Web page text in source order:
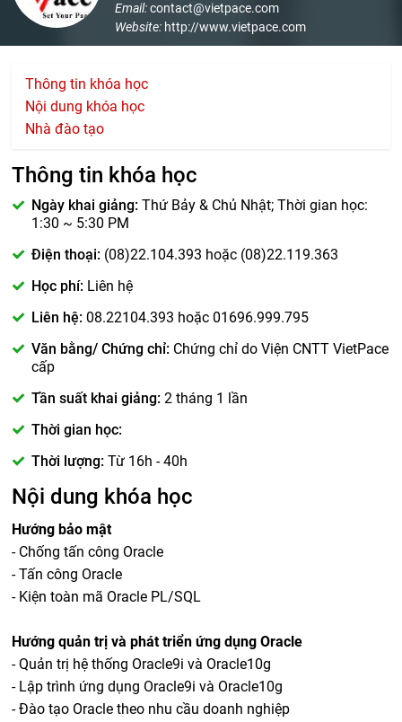
Email:contact@vietpace.com
Website: http://www.vietpace.com
Thông tin khóa học
Nội dung khóa học
Nhà đào tạo
Thông tin khóa học
Ngày khai giảng: Thứ Bảy & Chủ Nhật; Thời gian học:
1:30 ~ 5:30 PM
Điện thoại: (08)22.104.393 hoặc (08)22.119.363
Học phí: Liên hệ
Liên hệ: 08.22104.393 hoặc 01696.999.795
Văn bằng/ Chứng chỉ: Chứng chỉ do Viện CNTT VietPace
cấp
Tần suất khai giảng: 2 tháng 1 lần
Thời gian học:
Thời lượng: Từ 16h - 40h
Nội dung khóa học
Hướng bảo mật
- Chống tấn công Oracle
- Tấn công Oracle
- Kiện toàn mã Oracle PL/SQL
Hướng quản trị và phát triển ứng dụng Oracle
- Quản trị hệ thống Oracle9i và Oracle10g
- Lập trình ứng dụng Oracle9i và Oracle10g
- Đào tạo Oracle theo nhu cầu doanh nghiệp